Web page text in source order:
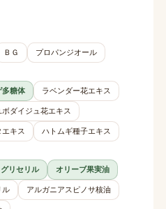
ＢＧ
プロパンジオール
多糖体 ラベンダー花エキス
ボダイジュ花エキス
エキス
ハトムギ種子エキス
リセリル オリーブ果実油
ル アルガニアスピノサ核油